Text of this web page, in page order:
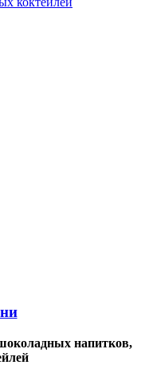
напитков,